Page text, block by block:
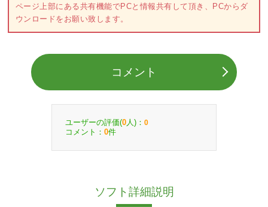
ページ上部にある共有機能でPCと情報共有して頂き、PCからダ
ウンロードをお願い致します。
コメント
ユーザーの評価(0 人)： 0
コメント： 0件
ソフト詳細説明